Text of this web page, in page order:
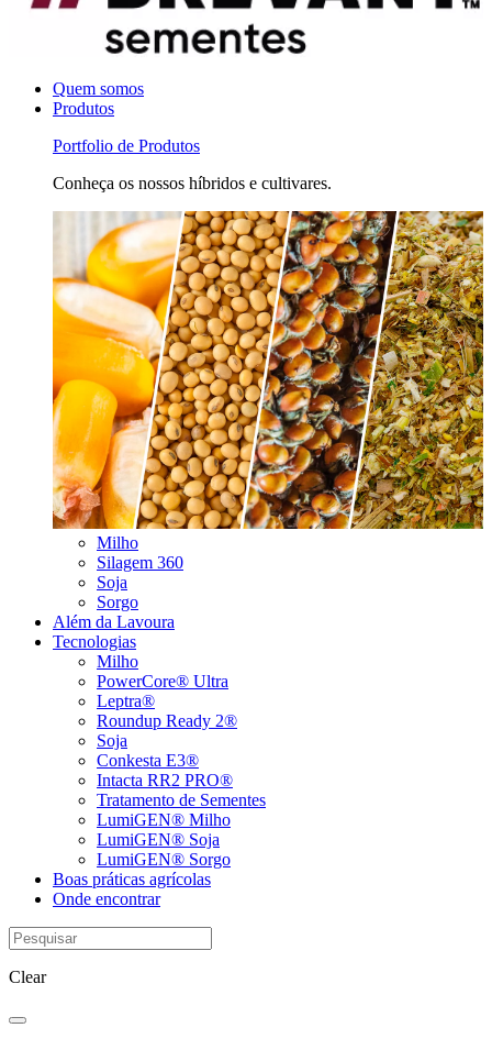
Quem somos
Produtos
Portfolio de Produtos
Conheça os nossos híbridos e cultivares.
Milho
Silagem 360
Soja
Sorgo
Além da Lavoura
Tecnologias
Milho
PowerCore® Ultra
Leptra®
Roundup Ready 2®
Soja
Conkesta E3®
Intacta RR2 PRO®
Tratamento de Sementes
LumiGEN® Milho
LumiGEN® Soja
LumiGEN® Sorgo
Boas práticas agrícolas
Onde encontrar
Clear